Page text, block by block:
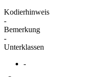
Kodierhinweis
-
Bemerkung
-
Unterklassen
-